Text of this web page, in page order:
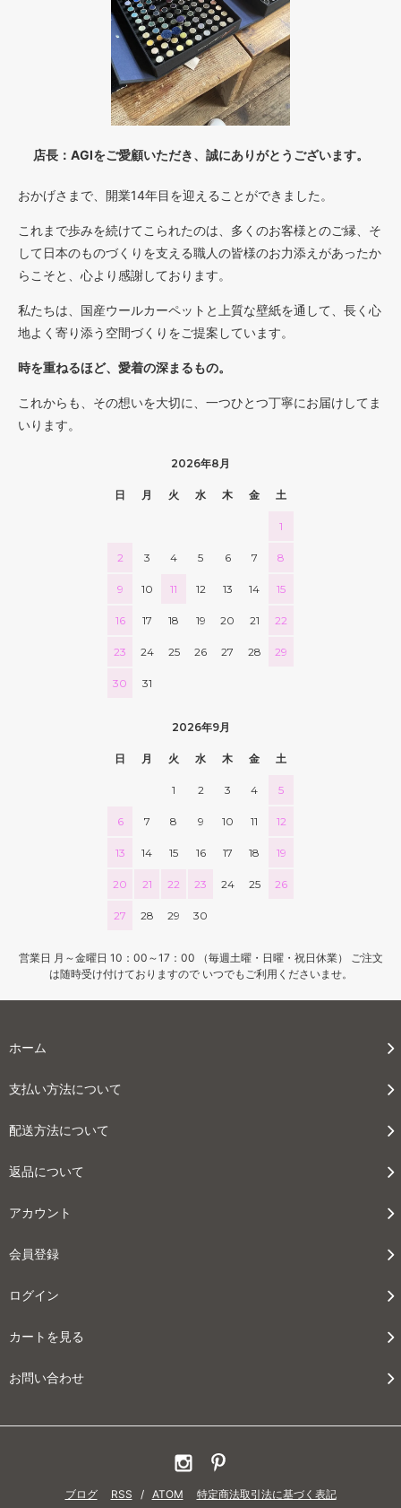
店長：AGIをご愛顧いただき、誠にありがとうございます。
おかげさまで、開業14年目を迎えることができました。
これまで歩みを続けてこられたのは、多くのお客様とのご縁、そ
して日本のものづくりを支える職人の皆様のお力添えがあったか
らこそと、心より感謝しております。
私たちは、国産ウールカーペットと上質な壁紙を通して、長く心
地よく寄り添う空間づくりをご提案しています。
時を重ねるほど、愛着の深まるもの。
これからも、その想いを大切に、一つひとつ丁寧にお届けしてま
いります。
2026年8月
日 月 火 水 木 金 土
1
2 3 4 5 6 7 8
9 10 11 12 13 14 15
16 17 18 19 20 21 22
23 24 25 26 27 28 29
30 31
2026年9月
日 月 火 水 木 金 土
1 2 3 4 5
6 7 8 9 10 11 12
13 14 15 16 17 18 19
20 21 22 23 24 25 26
27 28 29 30
営業日 月～金曜日 10：00～17：00 （毎週土曜・日曜・祝日休業） ご注文
は随時受け付けておりますので いつでもご利用くださいませ。
ホーム
支払い方法について
配送方法について
返品について
アカウント
会員登録
ログイン
カートを見る
お問い合わせ
ブログ RSS / ATOM 特定商法取引法に基づく表記